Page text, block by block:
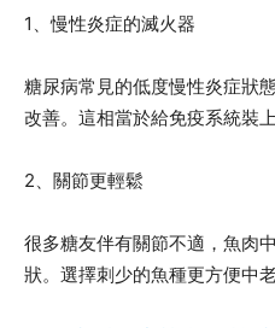
1、慢性炎症的滅火器
糖尿病常見的低度慢性炎症狀
改善。這相當於給免疫系統裝
2、關節更輕鬆
很多糖友伴有關節不適，魚肉
狀。選擇刺少的魚種更方便中老